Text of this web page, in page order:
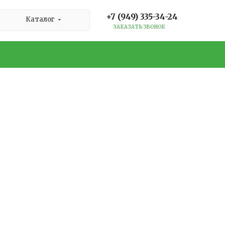
Каталог +7 (949) 335-34-24
ЗАКАЗАТЬ ЗВОНОК